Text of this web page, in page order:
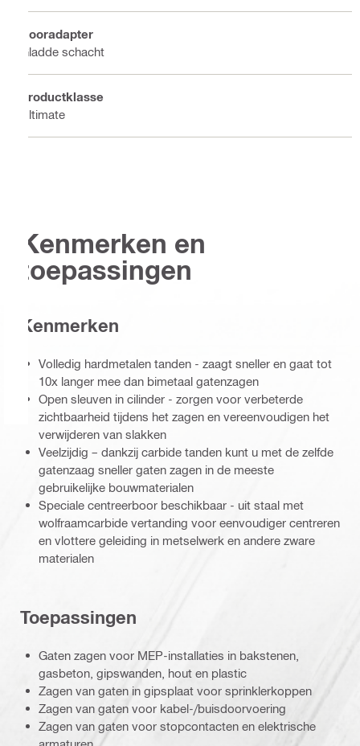
Booradapter
Gladde schacht
Productklasse
Ultimate
Kenmerken en
toepassingen
Kenmerken
Volledig hardmetalen tanden - zaagt sneller en gaat tot
10x langer mee dan bimetaal gatenzagen
Open sleuven in cilinder - zorgen voor verbeterde
zichtbaarheid tijdens het zagen en vereenvoudigen het
verwijderen van slakken
Veelzijdig – dankzij carbide tanden kunt u met de zelfde
gatenzaag sneller gaten zagen in de meeste
gebruikelijke bouwmaterialen
Speciale centreerboor beschikbaar - uit staal met
wolfraamcarbide vertanding voor eenvoudiger centreren
en vlottere geleiding in metselwerk en andere zware
materialen
Toepassingen
Gaten zagen voor MEP-installaties in bakstenen,
gasbeton, gipswanden, hout en plastic
Zagen van gaten in gipsplaat voor sprinklerkoppen
Zagen van gaten voor kabel-/buisdoorvoering
Zagen van gaten voor stopcontacten en elektrische